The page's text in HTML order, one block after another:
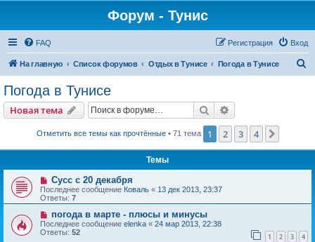
Форум - Тунис
FAQ Вход
Регистрация
На главную Список форумов Отдых в Тунисе Погода в Тунисе
Погода в Тунисе
Новая тема Поиск
Отметить все темы как прочтённые• 71 тема 1 2 3 4
Темы
Сусс с 20 декабря
Последнее сообщение Коваль « 13 дек 2013, 23:37
Ответы: 7
погода в марте - плюсы и минусы
Последнее сообщение elenka « 24 мар 2013, 22:38
Ответы: 52 1 2 3 4